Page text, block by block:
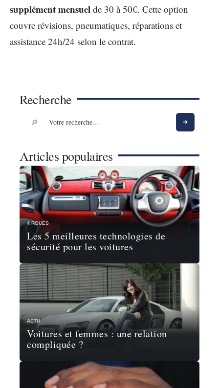
supplément mensuel de 30 à 50€. Cette option
couvre révisions, pneumatiques, réparations et
assistance 24h/24 selon le contrat.
Recherche
Articles populaires
4 ROUES
Les 5 meilleures technologies de
sécurité pour les voitures
ACTU
Voitures et femmes : une relation
compliquée ?